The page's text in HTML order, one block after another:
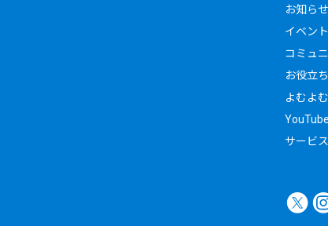
お知らせ
イベン
コミュ
お役立
よむよ
サービ